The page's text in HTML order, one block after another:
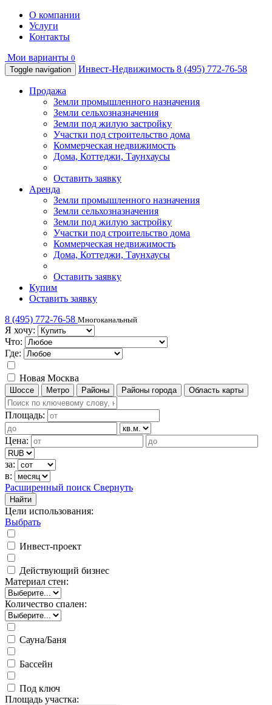
О компании
Услуги
Контакты
Мои варианты 0
Toggle navigation
Инвест-Недвижимость 8 (495) 772-76-58
Продажа
Земли промышленного назначения
Земли сельхозназначения
Земли под жилую застройку
Участки под строительство дома
Коммерческая недвижимость
Дома, Коттеджи, Таунхаусы
Оставить заявку
Аренда
Земли промышленного назначения
Земли сельхозназначения
Земли под жилую застройку
Участки под строительство дома
Коммерческая недвижимость
Дома, Коттеджи, Таунхаусы
Оставить заявку
Купим
Оставить заявку
8 (495) 772-76-58 Многоканальный
Я хочу:
Что:
Где:
Новая Москва
Шоссе Метро Районы Районы города Область карты
Площадь:
Цена:
за:
в:
Расширенный поиск Свернуть
Найти
Цели использования:
Выбрать
Инвест-проект
Действующий бизнес
Материал стен:
Количество спален:
Сауна/Баня
Бассейн
Под ключ
Площадь участка: